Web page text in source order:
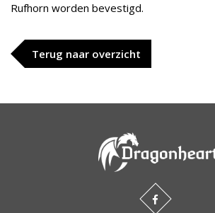
Rufhorn worden bevestigd.
Terug naar overzicht